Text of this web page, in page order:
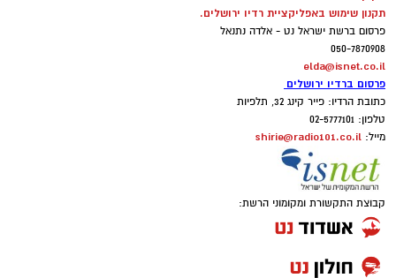
תקנון שימוש באפליקציית רדיו ירושלים.
פרסום ברשת ישראל נט - אלדה נתנאל
050-7870908
elda@isnet.co.il
פרסום ברדיו ירושלים
כתובת הרדיו: פייר קינג 32, תלפיות
טלפון: 02-5777101
מייל: shirie@radio101.co.il
קבוצת התקשורת ומקומוני הרשת: